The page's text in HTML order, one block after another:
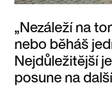
„Nezáleží na
nebo běháš
Nejdůležitější
posune na